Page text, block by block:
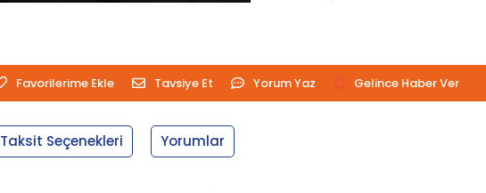
Favorilerime Ekle Tavsiye Et Yorum Yaz Gelince Haber Ver
Taksit Seçenekleri Yorumlar